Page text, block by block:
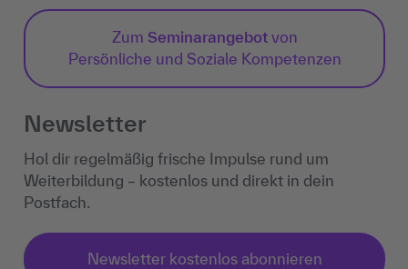
Zum Seminarangebotvon
Persönliche und Soziale Kompetenzen
Newsletter
Hol dir regelmäßig frische Impulse rund um
Weiterbildung – kostenlos und direkt in dein
Postfach.
Newsletter kostenlos abonnieren